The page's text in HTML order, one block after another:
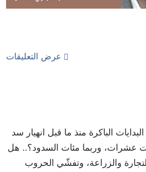
عرض التعليقات
الباكرة منذ ما قبل انهيار سد
عشرات، وربما مئات السدود؟.. هل
والزراعة، وتفشّي الحروب